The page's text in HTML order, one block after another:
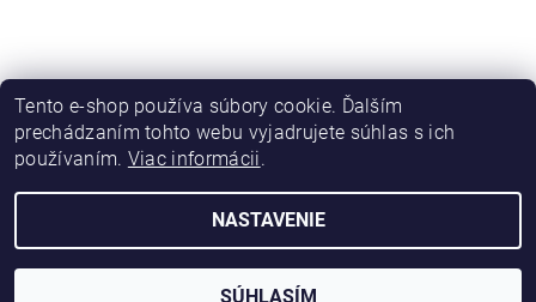
Výroba hydraulických hadíc
2026 © Hydramac Lokca - náhradné diely na traktory Zetor, všetky práva vyhradené
Vytvoril Shoptet
Tento e-shop používa súbory cookie. Ďalším
prechádzaním tohto webu vyjadrujete súhlas s ich
používaním. Viac informácii.
NASTAVENIE
SÚHLASÍM